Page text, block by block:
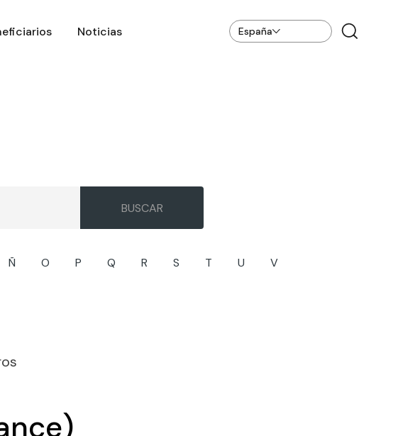
Noticias España
Ñ O P Q R S T U
V